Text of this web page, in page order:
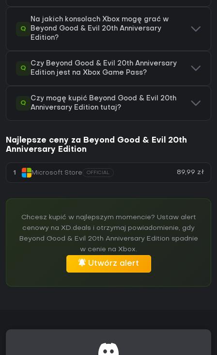
Q
Na jakich konsolach Xbox mogę grać w
Beyond Good & Evil 20th Anniversary
Edition?
Q
Czy Beyond Good & Evil 20th Anniversary
Edition jest na Xbox Game Pass?
Q
Czy mogę kupić Beyond Good & Evil 20th
Anniversary Edition tutaj?
Najlepsze ceny za Beyond Good & Evil 20th
Anniversary Edition
1 Microsoft Store OFFICIAL 89,99 zł
Chcesz kupić w najlepszym momencie? Ustaw alert
cenowy na XD.deals i otrzymaj powiadomienie, gdy
Beyond Good & Evil 20th Anniversary Edition spadnie
w cenie na Xbox.
Utwórz alert